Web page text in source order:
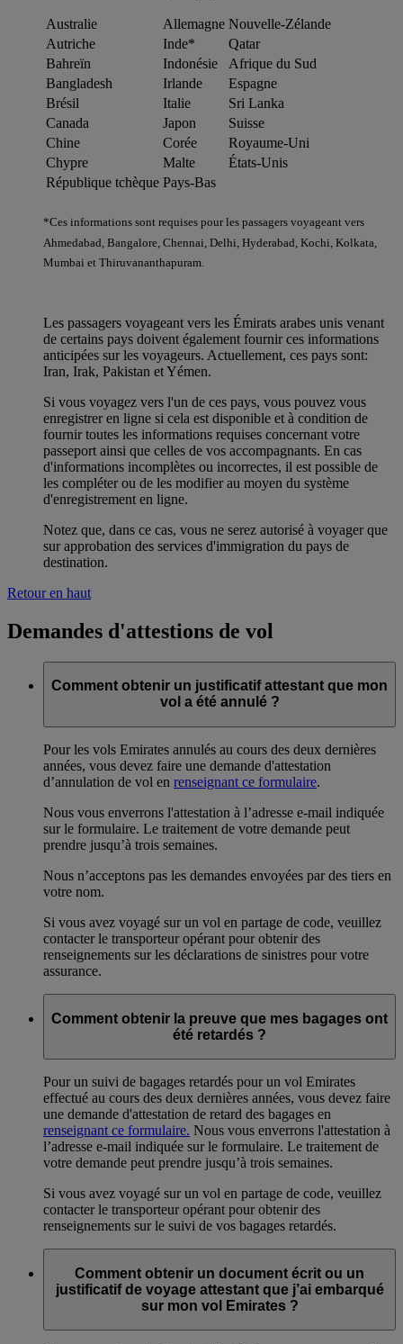
Australie Allemagne Nouvelle-Zélande
Autriche
Inde*
Qatar
Bahreïn
Indonésie
Afrique du Sud
Bangladesh
Irlande
Espagne
Brésil
Italie
Sri Lanka
Canada
Japon
Suisse
Chine
Corée
Royaume-Uni
Chypre
Malte
États-Unis
République tchèque Pays-Bas
*Ces informations sont requises pour les passagers voyageant vers
Ahmedabad, Bangalore, Chennai, Delhi, Hyderabad, Kochi, Kolkata,
Mumbai et Thiruvananthapuram.
Les passagers voyageant vers les Émirats arabes unis venant
de certains pays doivent également fournir ces informations
anticipées sur les voyageurs. Actuellement, ces pays sont:
Iran, Irak, Pakistan et Yémen.
Si vous voyagez vers l'un de ces pays, vous pouvez vous
enregistrer en ligne si cela est disponible et à condition de
fournir toutes les informations requises concernant votre
passeport ainsi que celles de vos accompagnants. En cas
d'informations incomplètes ou incorrectes, il est possible de
les compléter ou de les modifier au moyen du système
d'enregistrement en ligne.
Notez que, dans ce cas, vous ne serez autorisé à voyager que
sur approbation des services d'immigration du pays de
destination.
Retour en haut
Demandes d'attestions de vol
Comment obtenir un justificatif attestant que mon
vol a été annulé ?
Pour les vols Emirates annulés au cours des deux dernières
années, vous devez faire une demande d'attestation
d’annulation de vol en renseignant ce formulaire.
Nous vous enverrons l'attestation à l’adresse e-mail indiquée
sur le formulaire. Le traitement de votre demande peut
prendre jusqu’à trois semaines.
Nous n’acceptons pas les demandes envoyées par des tiers en
votre nom.
Si vous avez voyagé sur un vol en partage de code, veuillez
contacter le transporteur opérant pour obtenir des
renseignements sur les déclarations de sinistres pour votre
assurance.
Comment obtenir la preuve que mes bagages ont
été retardés ?
Pour un suivi de bagages retardés pour un vol Emirates
effectué au cours des deux dernières années, vous devez faire
une demande d'attestation de retard des bagages en
renseignant ce formulaire. Nous vous enverrons l'attestation à
l’adresse e-mail indiquée sur le formulaire. Le traitement de
votre demande peut prendre jusqu’à trois semaines.
Si vous avez voyagé sur un vol en partage de code, veuillez
contacter le transporteur opérant pour obtenir des
renseignements sur le suivi de vos bagages retardés.
Comment obtenir un document écrit ou un
justificatif de voyage attestant que j’ai embarqué
sur mon vol Emirates ?